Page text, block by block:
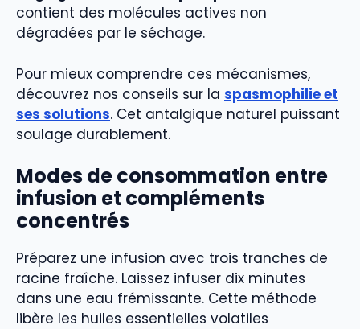
contient des molécules actives non
dégradées par le séchage.
Pour mieux comprendre ces mécanismes,
découvrez nos conseils sur la spasmophilie et
ses solutions. Cet antalgique naturel puissant
soulage durablement.
Modes de consommation entre
infusion et compléments
concentrés
Préparez une infusion avec trois tranches de
racine fraîche. Laissez infuser dix minutes
dans une eau frémissante. Cette méthode
libère les huiles essentielles volatiles